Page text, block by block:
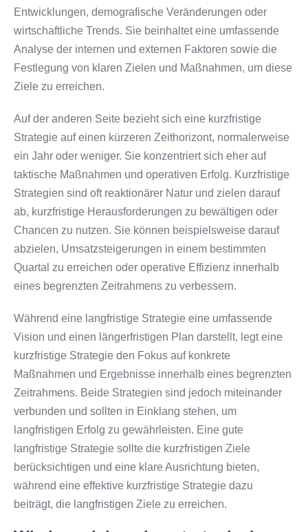
Entwicklungen, demografische Veränderungen oder
wirtschaftliche Trends. Sie beinhaltet eine umfassende
Analyse der internen und externen Faktoren sowie die
Festlegung von klaren Zielen und Maßnahmen, um diese
Ziele zu erreichen.
Auf der anderen Seite bezieht sich eine kurzfristige
Strategie auf einen kürzeren Zeithorizont, normalerweise
ein Jahr oder weniger. Sie konzentriert sich eher auf
taktische Maßnahmen und operativen Erfolg. Kurzfristige
Strategien sind oft reaktionärer Natur und zielen darauf
ab, kurzfristige Herausforderungen zu bewältigen oder
Chancen zu nutzen. Sie können beispielsweise darauf
abzielen, Umsatzsteigerungen in einem bestimmten
Quartal zu erreichen oder operative Effizienz innerhalb
eines begrenzten Zeitrahmens zu verbessern.
Während eine langfristige Strategie eine umfassende
Vision und einen längerfristigen Plan darstellt, legt eine
kurzfristige Strategie den Fokus auf konkrete
Maßnahmen und Ergebnisse innerhalb eines begrenzten
Zeitrahmens. Beide Strategien sind jedoch miteinander
verbunden und sollten in Einklang stehen, um
langfristigen Erfolg zu gewährleisten. Eine gute
langfristige Strategie sollte die kurzfristigen Ziele
berücksichtigen und eine klare Ausrichtung bieten,
während eine effektive kurzfristige Strategie dazu
beiträgt, die langfristigen Ziele zu erreichen.